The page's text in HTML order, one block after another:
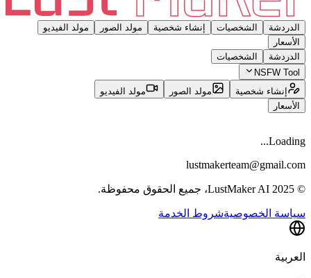
الدردشة الشخصيات إنشاء شخصية مولد الصور
مولد الفيديو
الأسعار
الدردشة
الشخصيات
NSFW Tool
إنشاء شخصية
مولد الصور
مولد الفيديو
الأسعار
Loading...
lustmakerteam@gmail.com
© 2025 LustMaker AI، جميع الحقوق محفوظة.
سياسة الخصوصيةشروط الخدمة
العربية